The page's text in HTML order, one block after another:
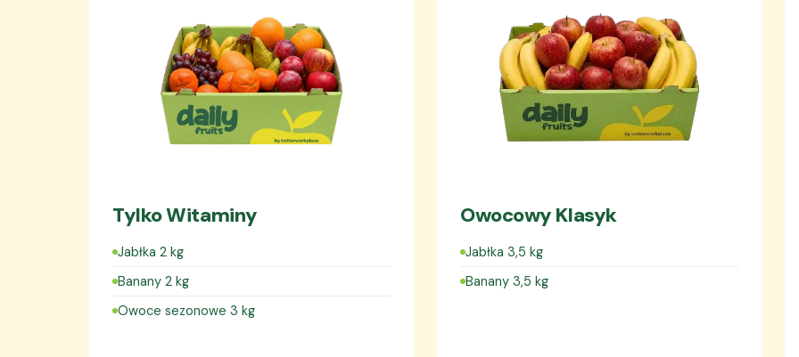
Tylko Witaminy
Jabłka 2 kg
Banany 2 kg
Owoce sezonowe 3 kg
Owocowy Klasyk
Jabłka 3,5 kg
Banany 3,5 kg